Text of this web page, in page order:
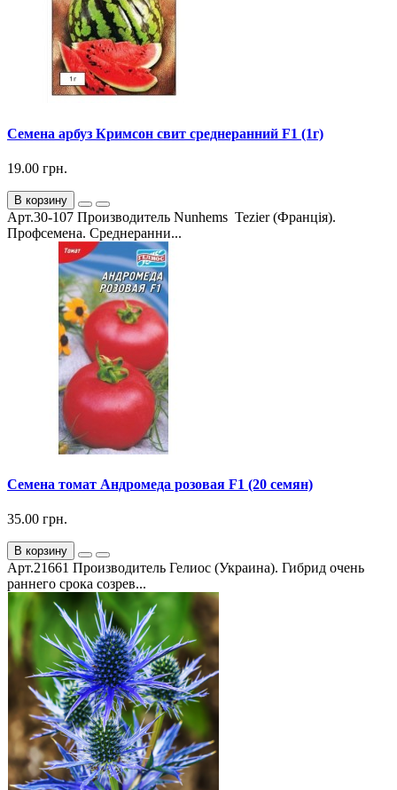
Семена арбуз Кримсон свит среднеранний F1 (1г)
19.00 грн.
В корзину
Арт.30-107 Производитель Nunhems Tezier (Франція).
Профсемена. Среднеранни...
Семена томат Андромеда розовая F1 (20 семян)
35.00 грн.
В корзину
Арт.21661 Производитель Гелиос (Украина). Гибрид очень
раннего срока созрев...